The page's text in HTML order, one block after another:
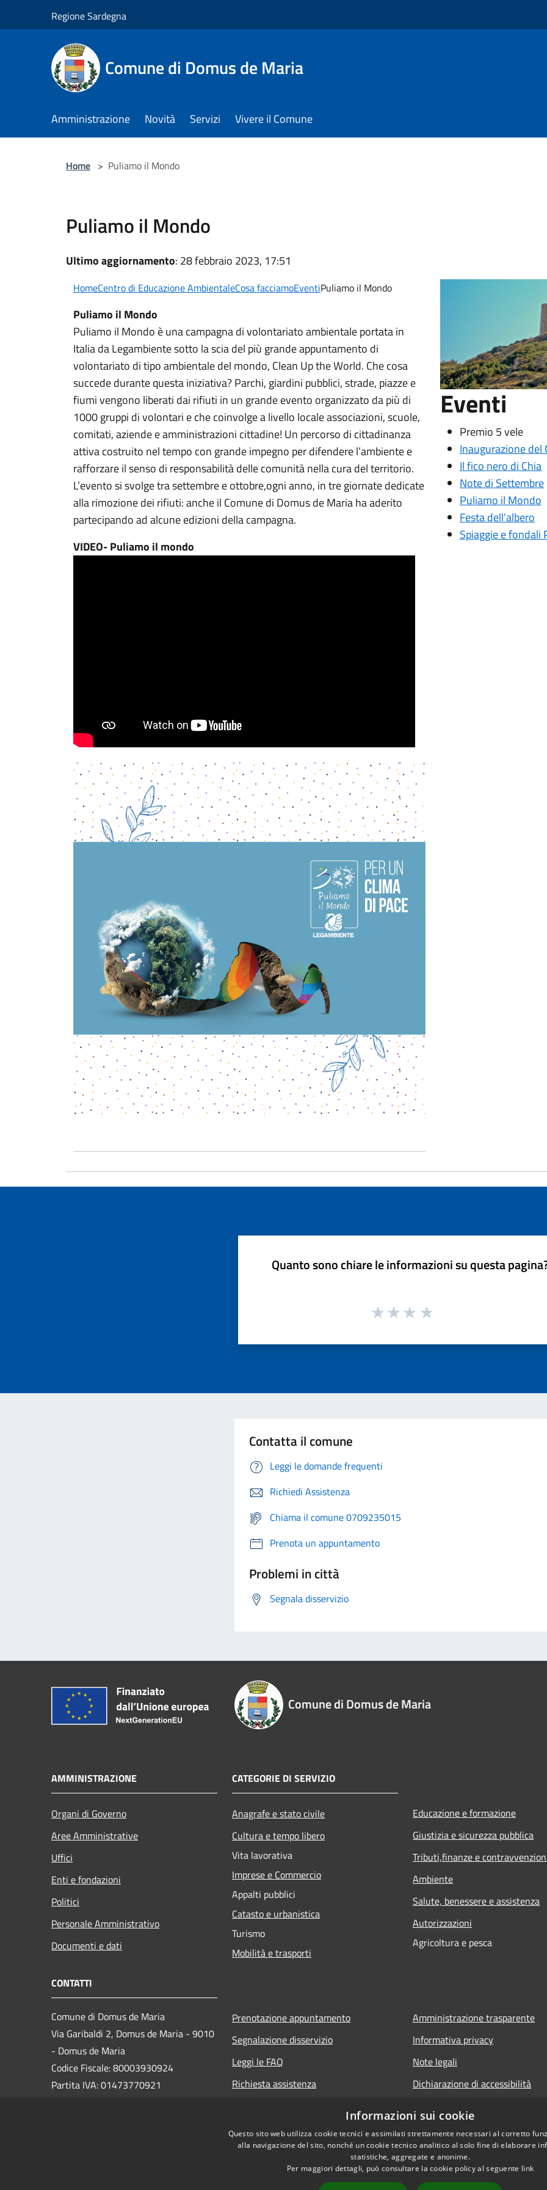
Regione Sardegna
Comune di Domus de Maria
Amministrazione Novità Servizi Vivere il Comune
Home > Puliamo il Mondo
Puliamo il Mondo
Ultimo aggiornamento: 28 febbraio 2023, 17:51
HomeCentro di Educazione AmbientaleCosa facciamoEventiPuliamo il Mondo
Puliamo il Mondo
Puliamo il Mondo è una campagna di volontariato ambientale portata in
Italia da Legambiente sotto la scia del più grande appuntamento di
volontariato di tipo ambientale del mondo, Clean Up the World. Che cosa
succede durante questa iniziativa? Parchi, giardini pubblici, strade, piazze e
fiumi vengono liberati dai rifiuti in un grande evento organizzato da più di
1000 gruppi di volontari e che coinvolge a livello locale associazioni, scuole,
comitati, aziende e amministrazioni cittadine! Un percorso di cittadinanza
attiva costruito nel tempo con grande impegno per difendere l’ambiente e
rafforzare il senso di responsabilità delle comunità nella cura del territorio.
L’evento si svolge tra settembre e ottobre,ogni anno, in tre giornate dedicate
alla rimozione dei rifiuti: anche il Comune di Domus de Maria ha aderito
partecipando ad alcune edizioni della campagna.
VIDEO- Puliamo il mondo
Eventi
Premio 5 vele
Inaugurazione del
Il fico nero di Chia
Note di Settembre
Puliamo il Mondo
Festa dell'albero
Spiaggie e fondali
Quanto sono chiare le informazioni su questa
Contatta il comune
Leggi le domande frequenti
Richiedi Assistenza
Chiama il comune 0709235015
Prenota un appuntamento
Problemi in città
Segnala disservizio
Comune di Domus de Maria
AMMINISTRAZIONE
Organi di Governo
Aree Amministrative
Uffici
Enti e fondazioni
Politici
Personale Amministrativo
Documenti e dati
CATEGORIE DI SERVIZIO
Anagrafe e stato civile
Cultura e tempo libero
Vita lavorativa
Imprese e Commercio
Appalti pubblici
Catasto e urbanistica
Turismo
Mobilità e trasporti
Educazione e formazione
Giustizia e sicurezza pubblica
Tributi,finanze e
Ambiente
Salute, benessere e assistenza
Autorizzazioni
Agricoltura e pesca
CONTATTI
Comune di Domus de Maria
Via Garibaldi 2, Domus de Maria - 9010
- Domus de Maria
Codice Fiscale: 80003930924
Partita IVA: 01473770921
Prenotazione appuntamento
Segnalazione disservizio
Leggi le FAQ
Richiesta assistenza
Amministrazione trasparente
Informativa privacy
Note legali
Dichiarazione di accessibilità
Informazioni sui cookie
Questo sito web utilizza cookie tecnici e assimilati strettamente necessari al corretto
alla navigazione del sito, nonché un cookie tecnico analitico al solo fine di elaborare
statistiche, aggregate e anonime.
Per maggiori dettagli, può consultare la cookie policy al seguente link